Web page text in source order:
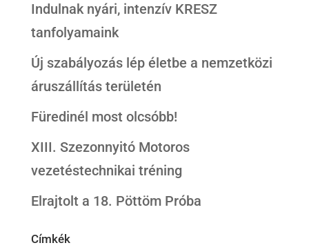
Indulnak nyári, intenzív KRESZ
tanfolyamaink
Új szabályozás lép életbe a nemzetközi
áruszállítás területén
Füredinél most olcsóbb!
XIII. Szezonnyitó Motoros
vezetéstechnikai tréning
Elrajtolt a 18. Pöttöm Próba
Címkék